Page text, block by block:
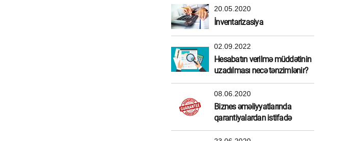
20.05.2020
İnventarizasiya
02.09.2022
Hesabatın verilmə müddətinin
uzadılması necə tənzimlənir?
08.06.2020
Biznes əməliyyatlarında
qarantiyalardan istifadə